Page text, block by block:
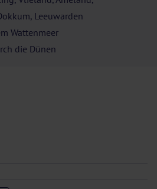
Leeuwarden
Wattenmeer
die Dünen